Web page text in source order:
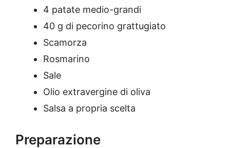
4 patate medio-grandi
40 g di pecorino grattugiato
Scamorza
Rosmarino
Sale
Olio extravergine di oliva
Salsa a propria scelta
Preparazione